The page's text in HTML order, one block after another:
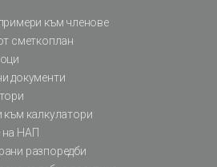
към членове
сметкоплан
документи
към калкулатори
НАП
разпоредби